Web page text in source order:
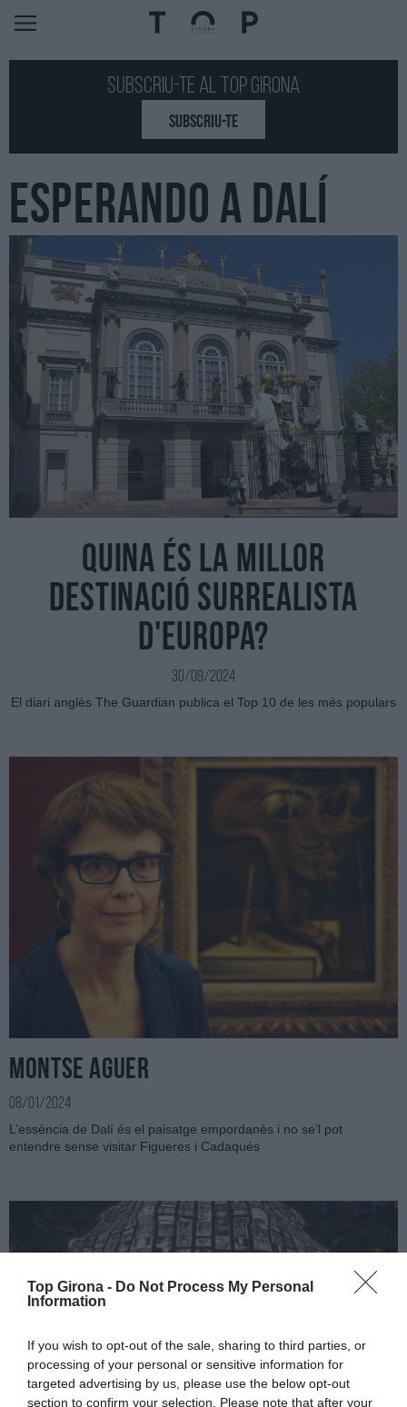
Top Girona - Do Not Process My Personal
Information
If you wish to opt-out of the sale, sharing to third parties, or
processing of your personal or sensitive information for
targeted advertising by us, please use the below opt-out
section to confirm your selection. Please note that after your
Subscriu-te al Top GIRONA
SUBSCRIU-TE
ESPERANDO A DALÍ
Quina és la millor
destinació surrealista
d'Europa?
30/09/2024
El diari anglès The Guardian publica el Top 10 de les més populars
Montse Aguer
08/01/2024
L’essència de Dalí és el paisatge empordanès i no se’l pot
entendre sense visitar Figueres i Cadaqués